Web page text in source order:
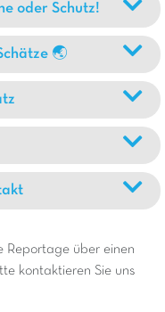
oder Schutz!
🌏
Reportage über einen
kontaktieren Sie uns